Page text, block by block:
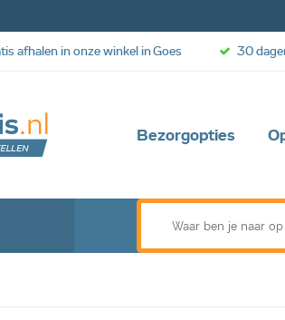
Bezorgopties
afhalen in onze winkel in Goes 30